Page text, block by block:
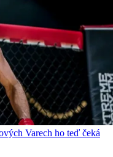
Varech ho teď čeká